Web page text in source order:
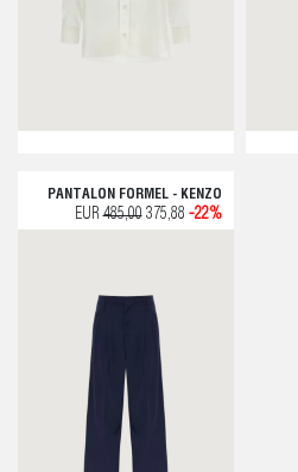
PANTALON FORMEL - KENZO
EUR485,00375,88 -22%